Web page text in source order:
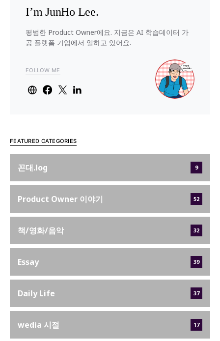
I’m JunHo Lee.
평범한 Product Owner에요. 지금은 AI 학습데이터 가
공 플랫폼 기업에서 일하고 있어요.
FOLLOW ME
FEATURED CATEGORIES
꼰대.log 9
Product Owner 이야기 52
책/영화/음악 32
Essay 39
Daily Life 37
wedia 시절 17